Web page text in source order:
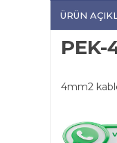
ÜRÜN
PEK-
4mm2